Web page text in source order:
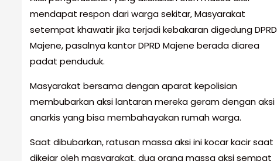
mendapat respon dari warga sekitar, Masyarakat
setempat khawatir jika terjadi kebakaran digedung DPRD
Majene, pasalnya kantor DPRD Majene berada diarea
padat penduduk.
Masyarakat bersama dengan aparat kepolisian
membubarkan aksi lantaran mereka geram dengan aksi
anarkis yang bisa membahayakan rumah warga.
Saat dibubarkan, ratusan massa aksi ini kocar kacir saat
dikejar oleh masyarakat, dua orang massa aksi sempat